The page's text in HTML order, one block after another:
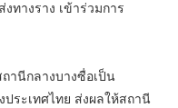
ทางราง เข้าร่วมการ
นีกลางบางซื่อเป็น
ระเทศไทย ส่งผลให้สถานี